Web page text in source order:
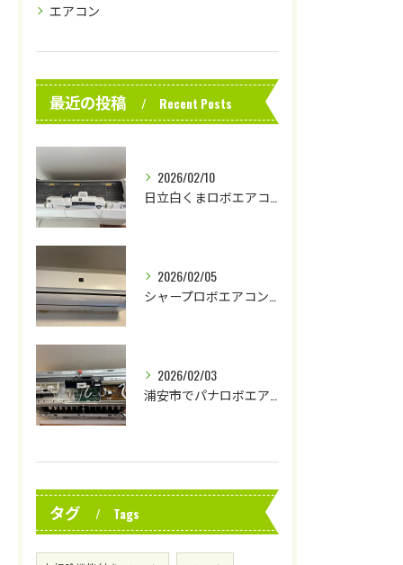
エアコン
最近の投稿 Recent Posts
2026/02/10
日立白くまロボエアコンクリーニング
2026/02/05
シャープロボエアコンクリーニング
2026/02/03
浦安市でパナロボエアコンクリーニング
タグ Tags